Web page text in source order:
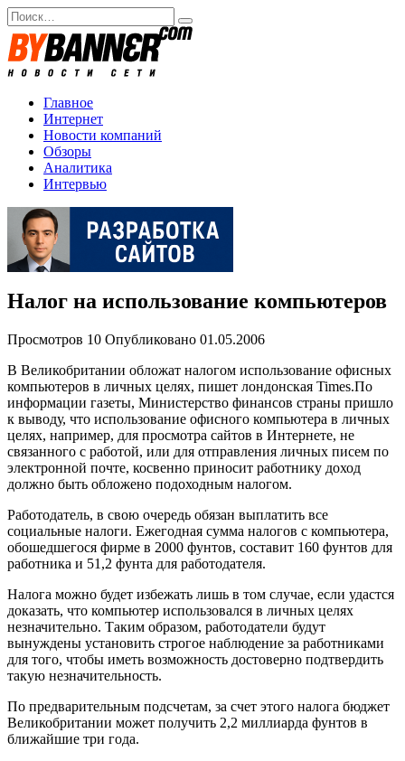
Перейти
к
содержанию
Search
for:
Главное
Интернет
Новости компаний
Обзоры
Аналитика
Интервью
Налог на использование компьютеров
Просмотров 10 Опубликовано 01.05.2006
В Великобритании обложат налогом использование офисных
компьютеров в личных целях, пишет лондонская Times.По
информации газеты, Министерство финансов страны пришло
к выводу, что использование офисного компьютера в личных
целях, например, для просмотра сайтов в Интернете, не
связанного с работой, или для отправления личных писем по
электронной почте, косвенно приносит работнику доход
должно быть обложено подоходным налогом.
Работодатель, в свою очередь обязан выплатить все
социальные налоги. Ежегодная сумма налогов с компьютера,
обошедшегося фирме в 2000 фунтов, составит 160 фунтов для
работника и 51,2 фунта для работодателя.
Налога можно будет избежать лишь в том случае, если удастся
доказать, что компьютер использовался в личных целях
незначительно. Таким образом, работодатели будут
вынуждены установить строгое наблюдение за работниками
для того, чтобы иметь возможность достоверно подтвердить
такую незначительность.
По предварительным подсчетам, за счет этого налога бюджет
Великобритании может получить 2,2 миллиарда фунтов в
ближайшие три года.